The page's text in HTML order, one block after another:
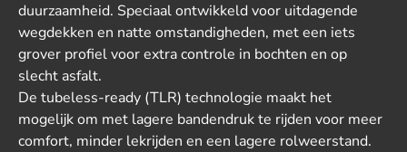
duurzaamheid. Speciaal ontwikkeld voor uitdagende
wegdekken en natte omstandigheden, met een iets
grover profiel voor extra controle in bochten en op
slecht asfalt.
De tubeless-ready (TLR) technologie maakt het
mogelijk om met lagere bandendruk te rijden voor meer
comfort, minder lekrijden en een lagere rolweerstand.